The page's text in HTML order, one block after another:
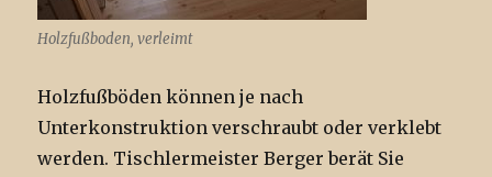
Holzfußboden, verleimt
Holzfußböden können je nach
Unterkonstruktion verschraubt oder verklebt
werden. Tischlermeister Berger berät Sie